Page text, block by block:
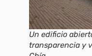
Un edificio
transparencia y